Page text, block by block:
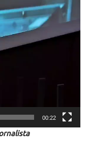
00:22